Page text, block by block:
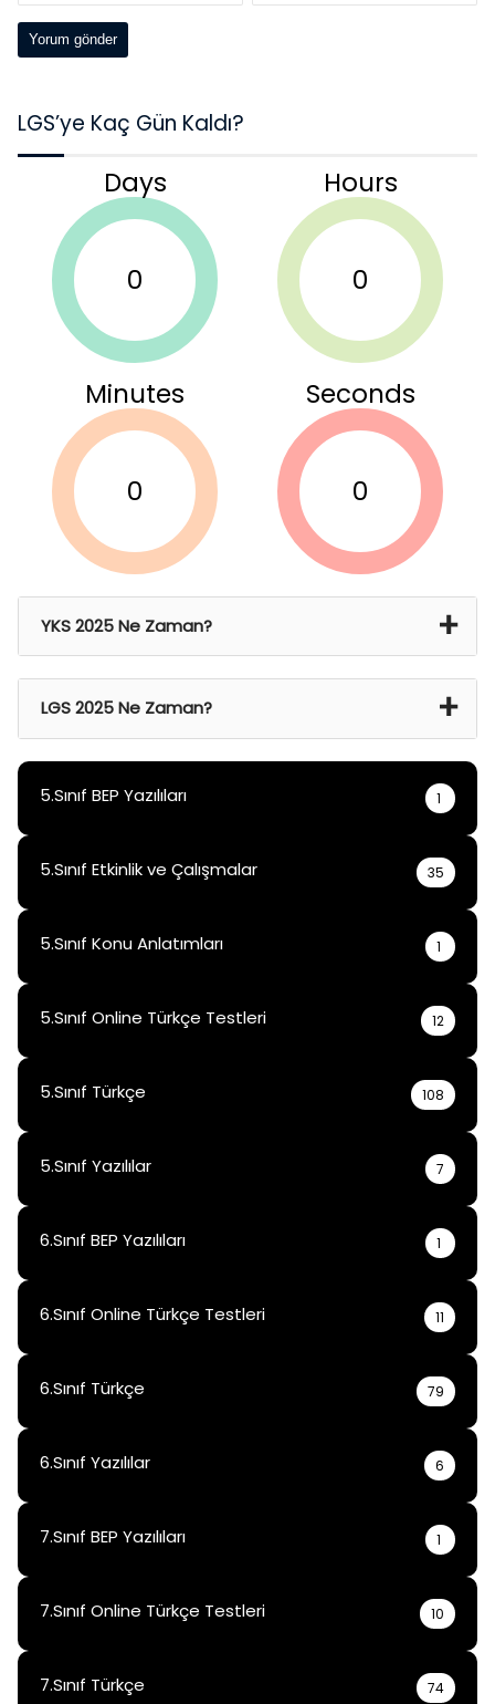
LGS’ye Kaç Gün Kaldı?
Days
0
Hours
0
Minutes
0
Seconds
0
YKS 2025 Ne Zaman?
LGS 2025 Ne Zaman?
5.Sınıf BEP Yazılıları
1
5.Sınıf Etkinlik ve Çalışmalar 35
5.Sınıf Konu Anlatımları 1
5.Sınıf Online Türkçe Testleri 12
5.Sınıf Türkçe 108
5.Sınıf Yazılılar 7
6.Sınıf BEP Yazılıları 1
6.Sınıf Online Türkçe Testleri 11
6.Sınıf Türkçe 79
6.Sınıf Yazılılar 6
7.Sınıf BEP Yazılıları 1
7.Sınıf Online Türkçe Testleri 10
7.Sınıf Türkçe 74